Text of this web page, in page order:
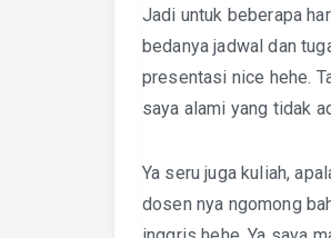
Jadi untuk beberapa
bedanya jadwal dan
presentasi nice hehe.
saya alami yang tidak
Ya seru juga kuliah,
dosen nya ngomong